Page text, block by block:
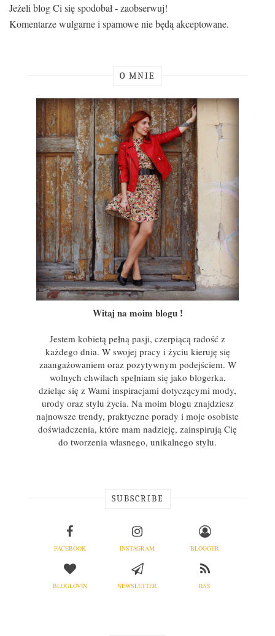
Jeżeli blog Ci się spodobał - zaobserwuj!
Komentarze wulgarne i spamowe nie będą akceptowane.
O MNIE
Witaj na moim blogu !
Jestem kobietą pełną pasji, czerpiącą radość z
każdego dnia. W swojej pracy i życiu kieruję się
zaangażowaniem oraz pozytywnym podejściem. W
wolnych chwilach spełniam się jako blogerka,
dzieląc się z Wami inspiracjami dotyczącymi mody,
urody oraz stylu życia. Na moim blogu znajdziesz
najnowsze trendy, praktyczne porady i moje osobiste
doświadczenia, które mam nadzieję, zainspirują Cię
do tworzenia własnego, unikalnego stylu.
SUBSCRIBE
FACEBOOK INSTAGRAM BLOGGER
BLOGLOVIN NEWSLETTER RSS